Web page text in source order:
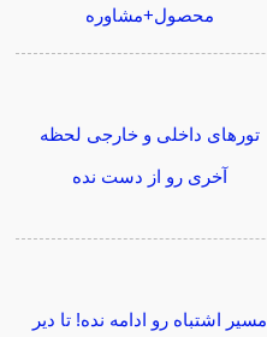
محصول+مشاوره
تورهای داخلی و خارجی لحظه
آخری رو از دست نده
مسیر اشتباه رو ادامه نده! تا دیر